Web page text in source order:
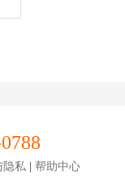
隐私 | 帮助中心